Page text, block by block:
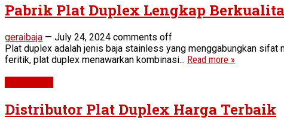
Pabrik Plat Duplex Lengkap
geraibaja — July 24, 2024 comments off
Plat duplex adalah jenis baja stainless yang menggabungkan
feritik, plat duplex menawarkan kombinasi... Read more »
Distributor Plat Duplex Harga Terbaik